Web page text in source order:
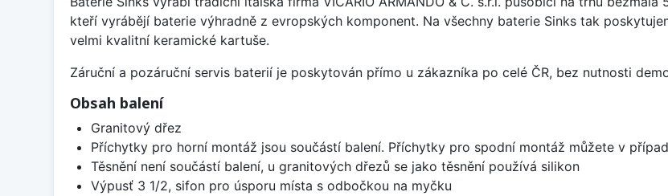
kteří vyrábějí baterie výhradně z evropských komponent. Na všechny baterie Sinks tak
velmi kvalitní keramické kartuše.
Záruční a pozáruční servis baterií je poskytován přímo u zákazníka po celé ČR, bez nutnosti
Obsah balení
Granitový dřez
Příchytky pro horní montáž jsou součástí balení. Příchytky pro spodní montáž můžete v
Těsnění není součástí balení, u granitových dřezů se jako těsnění používá silikon
Výpusť 3 1/2, sifon pro úsporu místa s odbočkou na myčku